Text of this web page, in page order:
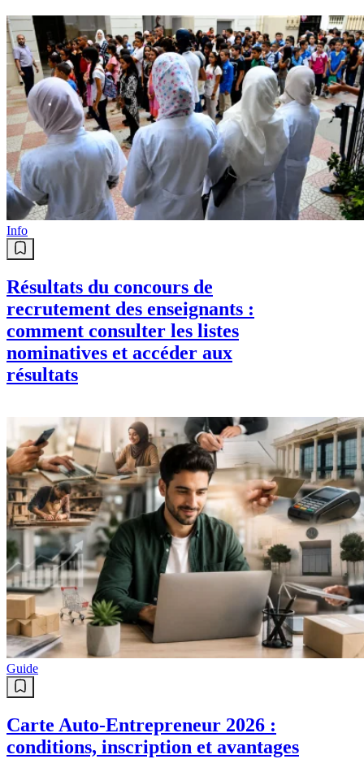
Info
Résultats du concours de
recrutement des enseignants :
comment consulter les listes
nominatives et accéder aux
résultats
Guide
Carte Auto-Entrepreneur 2026 :
conditions, inscription et avantages